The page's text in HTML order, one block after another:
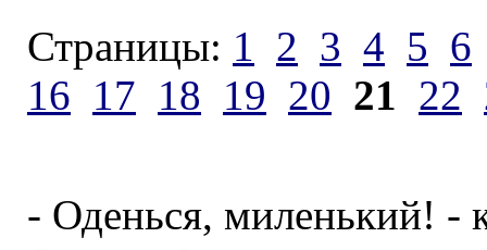
Страницы: 1 2 3 4 5 6
16 17 18 19 20 21 22
- Оденься, миленький! -